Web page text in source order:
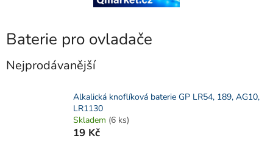
Baterie pro ovladače
Nejprodávanější
Alkalická knoflíková baterie GP LR54, 189, AG10,
LR1130
Skladem (6 ks)
19 Kč